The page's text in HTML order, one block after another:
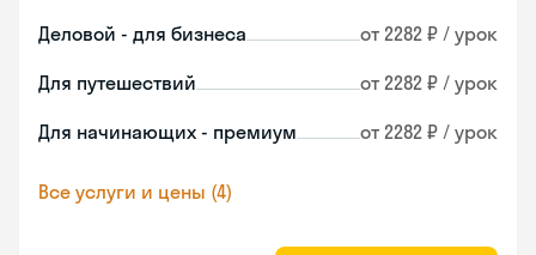
Деловой - для бизнеса от 2282 ₽ / урок
Для путешествий от 2282 ₽ / урок
Для начинающих - премиум от 2282 ₽ / урок
Все услуги и цены (4)